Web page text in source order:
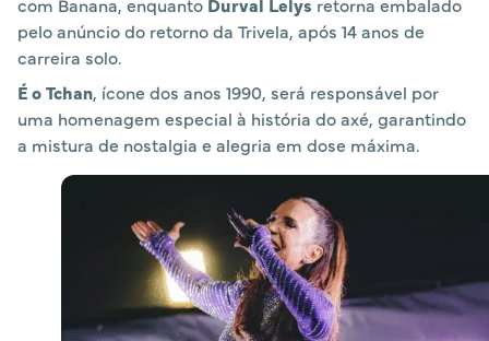
pelo anúncio do retorno da Trivela, após 14 anos de
carreira solo.
É o Tchan, ícone dos anos 1990, será responsável por
uma homenagem especial à história do axé, garantindo
a mistura de nostalgia e alegria em dose máxima.